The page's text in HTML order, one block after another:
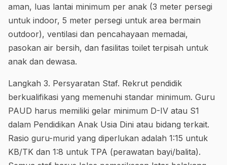
aman, luas lantai minimum per anak (3 meter persegi
untuk indoor, 5 meter persegi untuk area bermain
outdoor), ventilasi dan pencahayaan memadai,
pasokan air bersih, dan fasilitas toilet terpisah untuk
anak dan dewasa.
Langkah 3. Persyaratan Staf. Rekrut pendidik
berkualifikasi yang memenuhi standar minimum. Guru
PAUD harus memiliki gelar minimum D-IV atau S1
dalam Pendidikan Anak Usia Dini atau bidang terkait.
Rasio guru-murid yang diperlukan adalah 1:15 untuk
KB/TK dan 1:8 untuk TPA (perawatan bayi/balita).